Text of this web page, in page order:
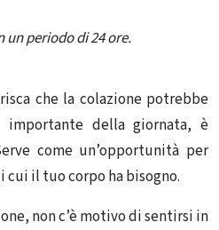
periodo di 24 ore.
che la colazione potrebbe
della giornata, è
come un’opportunità per
il tuo corpo ha bisogno.
non c’è motivo di sentirsi in